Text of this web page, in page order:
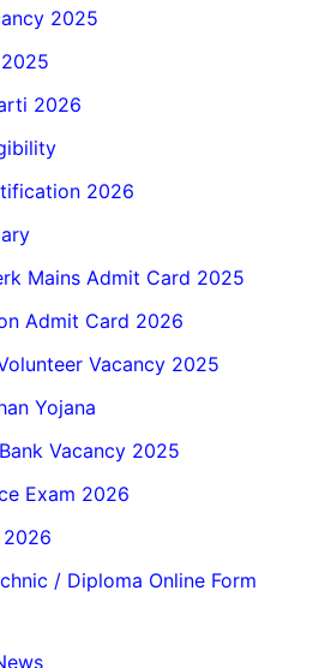
2025
2026
2026
Mains Admit Card 2025
Admit Card 2026
Vacancy 2025
Yojana
Vacancy 2025
Exam 2026
2026
/ Diploma Online Form